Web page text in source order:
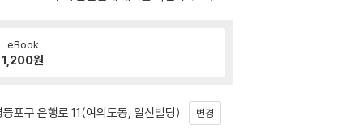
eBook
1,200원
포구 은행로 11(여의도동, 일신빌딩) 변경